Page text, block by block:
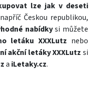
lze jak v deseti
napříč Českou republikou,
nabídkysi můžete
letáku XXXLutz nebo
akční letáky XXXLutz si
a iLetaky.cz.